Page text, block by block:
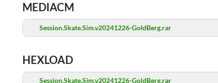
MEDIACM
Session.Skate.Sim.v20241226-GoldBerg.rar
HEXLOAD
Session.Skate.Sim.v20241226-GoldBerg.rar